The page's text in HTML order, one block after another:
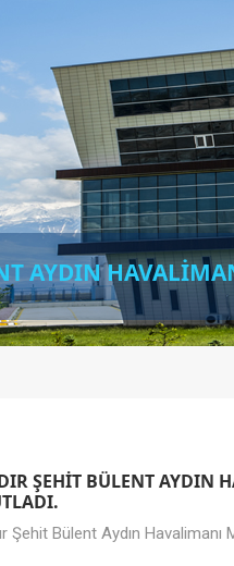
AYDIN
ŞEHİT BÜLENT AYDIN
Şehit Bülent Aydın